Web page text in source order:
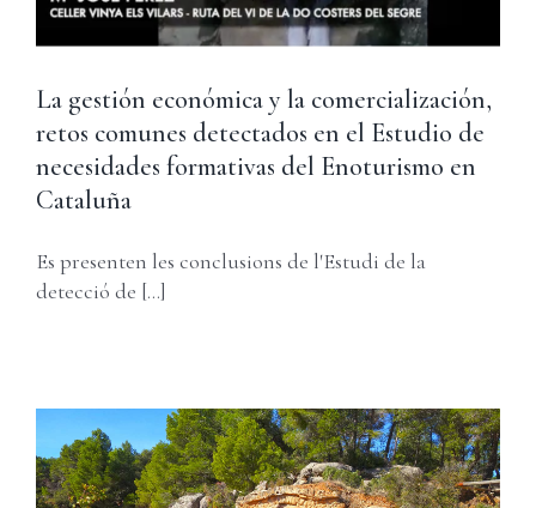
La gestión económica y la comercialización,
retos comunes detectados en el Estudio de
necesidades formativas del Enoturismo en
Cataluña
Es presenten les conclusions de l'Estudi de la
detecció de [...]